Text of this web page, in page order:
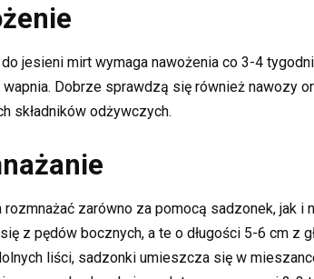
jesieni mirt wymaga nawożenia co 3-4
Dobrze sprawdzą się również nawozy
składników odżywczych.
rozmnażać zarówno za pomocą sadzonek, jak i
z pędów bocznych, a te o długości 5-6 cm z
liści, sadzonki umieszcza się w